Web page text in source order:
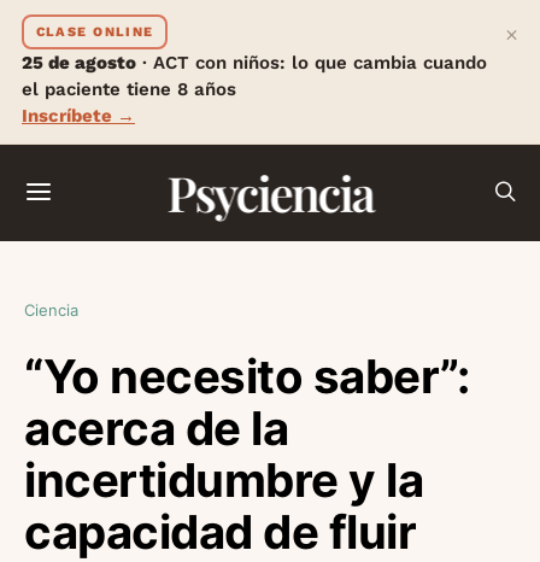
CLASE ONLINE
25 de agosto · ACT con niños: lo que cambia cuando
el paciente tiene 8 años
Inscríbete →
×
Psyciencia
Ciencia
“Yo necesito saber”:
acerca de la
incertidumbre y la
capacidad de fluir